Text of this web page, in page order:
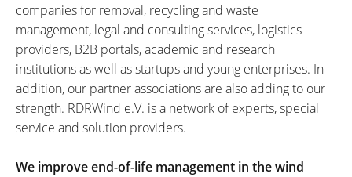
companies for removal, recycling and waste
management, legal and consulting services, logistics
providers, B2B portals, academic and research
institutions as well as startups and young enterprises. In
addition, our partner associations are also adding to our
strength. RDRWind e.V. is a network of experts, special
service and solution providers.
We improve end-of-life management in the wind